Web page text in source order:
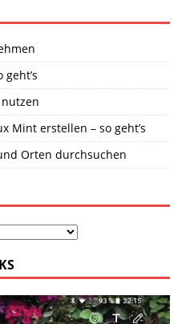
Mint erstellen – so geht’s
Orten durchsuchen